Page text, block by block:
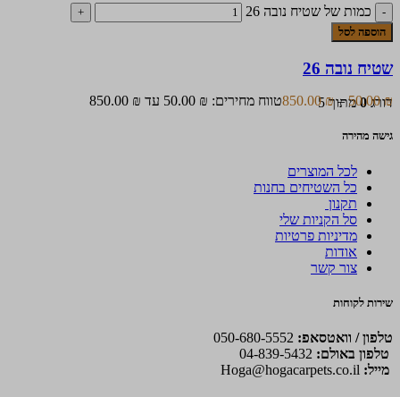
כמות של שטיח נובה 26
הוספה לסל
שטיח נובה 26
דורג0מתוך 550.00₪
–
850.00₪ טווח מחירים: ⁦50.00 ₪⁩ עד ⁦850.00 ₪⁩
גישה מהירה
לכל המוצרים
כל השטיחים בחנות
תקנון
סל הקניות שלי
מדיניות פרטיות
אודות
צור קשר
שירות לקוחות
טלפון / וואטסאפ:
טלפון באולם:
מייל: Hoga@hogacarpets.co.il